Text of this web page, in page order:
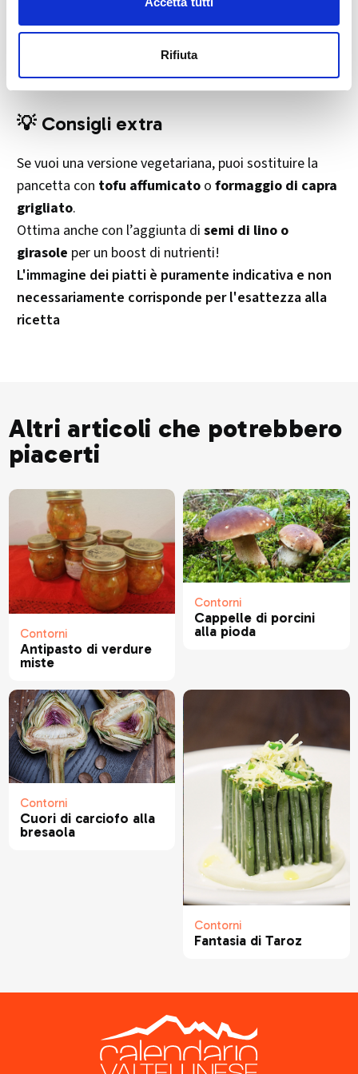
Rifiuta
Condisci con un’emulsionepreparata mescolando
olio extravergine d’oliva,aceto di vino rosso
sale.
💡 Consigli extra
Se vuoi una versione vegetariana, puoi sostituire la
pancetta con tofu affumicato o formaggio di capra
grigliato.
Ottima anche con l’aggiunta di semi di lino o
girasole per un boost di nutrienti!
L'immagine dei piatti è puramente indicativa e non
necessariamente corrisponde per l'esattezza alla
ricetta
Altri articoli che potrebbero
piacerti
Contorni
Antipasto di verdure
miste
Contorni
Cappelle di porcini
alla pioda
Contorni
Cuori di carciofo alla
bresaola
Contorni
Fantasia di Taroz